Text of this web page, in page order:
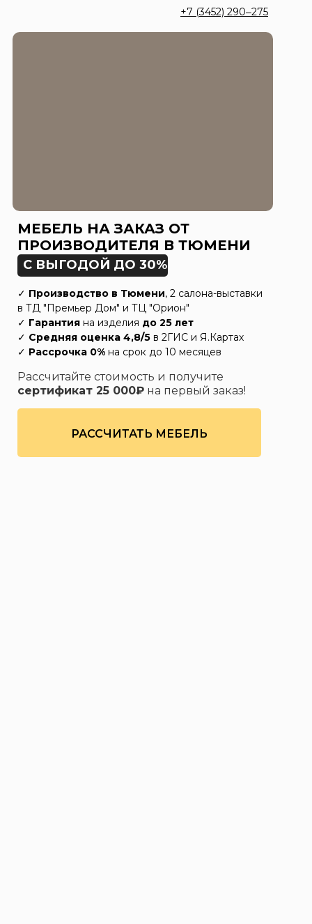
✓ Производство в Тюмени, 2 салона-выставки
в ТД "Премьер Дом" и ТЦ "Орион"
✓ Гарантия на изделия до 25 лет
✓ Средняя оценка 4,8/5 в 2ГИС и Я.Картах
✓ Рассрочка 0% на срок до 10 месяцев
С ВЫГОДОЙ ДО 30%
РАССЧИТАТЬ МЕБЕЛЬ
Рассчитайте стоимость и получите
сертификат 25 000₽ на первый заказ!
+7 (3452) 290‒275
МЕБЕЛЬ НА ЗАКАЗ ОТ
ПРОИЗВОДИТЕЛЯ В ТЮМЕНИ